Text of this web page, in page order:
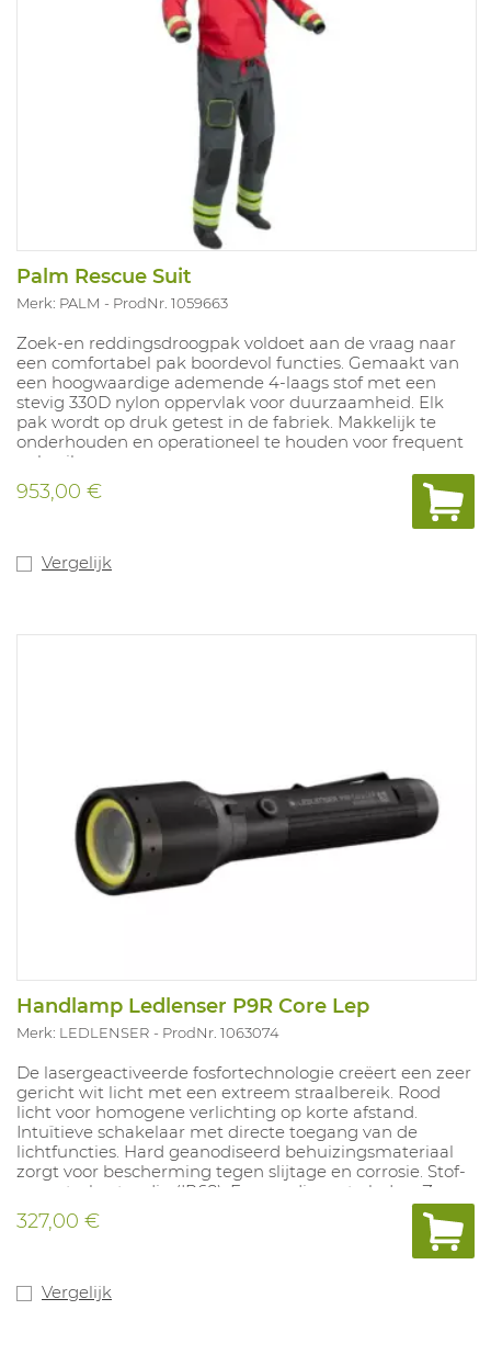
Palm Rescue Suit
Merk: PALM ProdNr. 1059663
Zoek-en reddingsdroogpak voldoet aan de vraag naar
een comfortabel pak boordevol functies. Gemaakt van
een hoogwaardige ademende 4-laags stof met een
stevig 330D nylon oppervlak voor duurzaamheid. Elk
pak wordt op druk getest in de fabriek. Makkelijk te
onderhouden en operationeel te houden voor frequent
gebruik.
953,00 €
Vergelijk
Handlamp Ledlenser P9R Core Lep
Merk: LEDLENSER ProdNr. 1063074
De lasergeactiveerde fosfortechnologie creëert een zeer
gericht wit licht met een extreem straalbereik. Rood
licht voor homogene verlichting op korte afstand.
Intuïtieve schakelaar met directe toegang van de
lichtfuncties. Hard geanodiseerd behuizingsmateriaal
zorgt voor bescherming tegen slijtage en corrosie. Stof-
en waterbestendig (IP68). Eenvoudig op te laden. Zeer
geschikt voor reddingsteams en maritieme sector.
Straalbereik tot 1300m, lumen:1000. Inclusief: batterij,
327,00 €
Vergelijk